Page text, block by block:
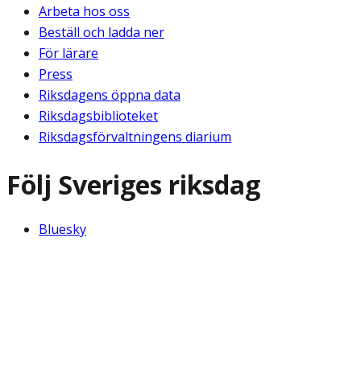
Arbeta hos oss
Beställ och ladda ner
För lärare
Press
Riksdagens öppna data
Riksdagsbiblioteket
Riksdagsförvaltningens diarium
Följ Sveriges riksdag
Bluesky